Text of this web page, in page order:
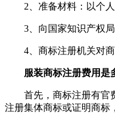
2、准备材料：以个人
3、向国家知识产权局
4、商标注册机关对商
服装商标注册费用是
首先，商标注册有官费
注册集体商标或证明商标